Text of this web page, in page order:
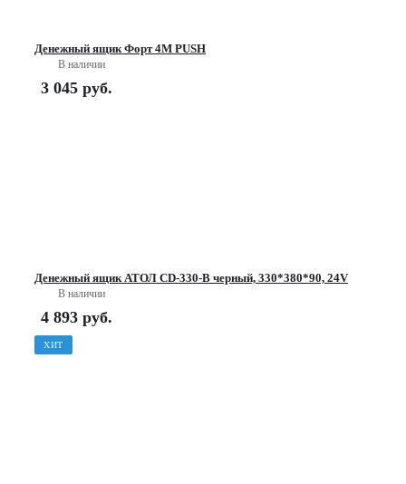
Денежный ящик Форт 4М PUSH
В наличии
3 045 руб.
Денежный ящик АТОЛ CD-330-B черный, 330*380*90, 24V
В наличии
4 893 руб.
ХИТ